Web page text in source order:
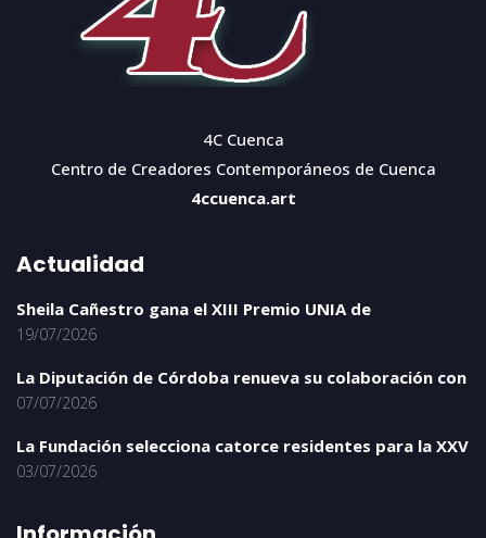
4C Cuenca
Centro de Creadores Contemporáneos de Cuenca
4ccuenca.art
Actualidad
Sheila Cañestro gana el XIII Premio UNIA de
19/07/2026
La Diputación de Córdoba renueva su colaboración con
07/07/2026
La Fundación selecciona catorce residentes para la XXV
03/07/2026